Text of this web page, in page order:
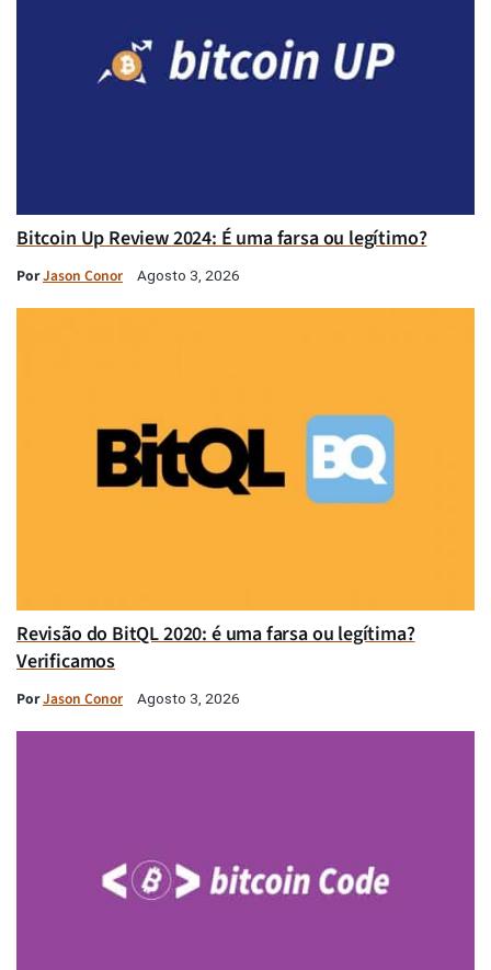
Bitcoin Up Review 2024: É uma farsa ou legítimo?
PorJason Conor Agosto 3, 2026
Revisão do BitQL 2020: é uma farsa ou legítima?
Verificamos
PorJason Conor Agosto 3, 2026